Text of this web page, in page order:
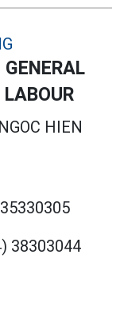
HIEN
35330305
38303044